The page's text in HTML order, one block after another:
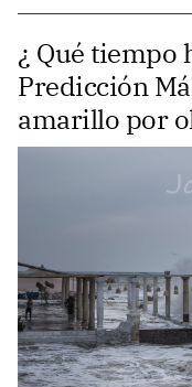
¿ Qué tiempo
Predicción
amarillo por